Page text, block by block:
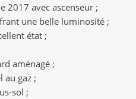
2017 avec ascenseur ;
une belle luminosité ;
état ;
aménagé ;
au gaz ;
sol ;